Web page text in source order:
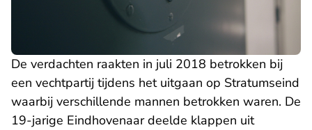
De verdachten raakten in juli 2018 betrokken bij
een vechtpartij tijdens het uitgaan op Stratumseind
waarbij verschillende mannen betrokken waren. De
19-jarige Eindhovenaar deelde klappen uit